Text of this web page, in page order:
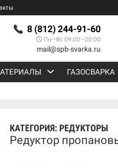
8 (812) 244-91-60
Пн—Вс 09:00—20:00
mail@spb-svarka.ru
ГАЗОСВАРКА
КАТЕГОРИЯ: РЕДУКТОРЫ
Редуктор